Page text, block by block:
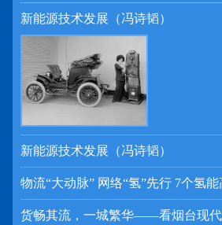
新能源技术发展（冯诗韬）
新能源技术发展（冯诗韬）